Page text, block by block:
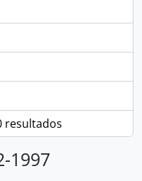
resultados
1997